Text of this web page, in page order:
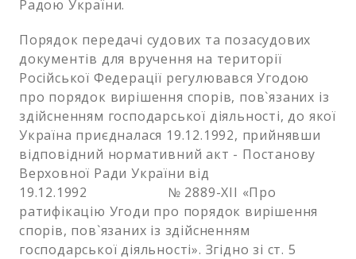
Радою України.
Порядок передачі судових та позасудових
документів для вручення на території
Російської Федерації регулювався Угодою
про порядок вирішення спорів, пов`язаних із
здійсненням господарської діяльності, до якої
Україна приєдналася 19.12.1992, прийнявши
відповідний нормативний акт - Постанову
Верховної Ради України від
19.12.1992 № 2889-XII «Про
ратифікацію Угоди про порядок вирішення
спорів, пов`язаних із здійсненням
господарської діяльності». Згідно зі ст. 5